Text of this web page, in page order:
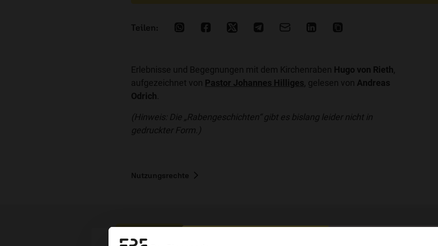
Erlebnisse und Begegnungen mit dem Kirchenraben Hugo von Rieth
aufgezeichnet von Pastor Johannes Hilliges , gelesen von Andreas
Odrich
(Hinweis: Die „Rabengeschichten“ gibt es bislang leider nicht in
gedruckter Form.)
Nutzungsrechte